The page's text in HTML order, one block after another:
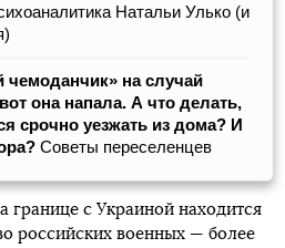
Натальи Улько (и
на случай
она напала. А что делать,
срочно уезжать из дома? И
Советы переселенцев
границе с Украиной находится
российских военных — более